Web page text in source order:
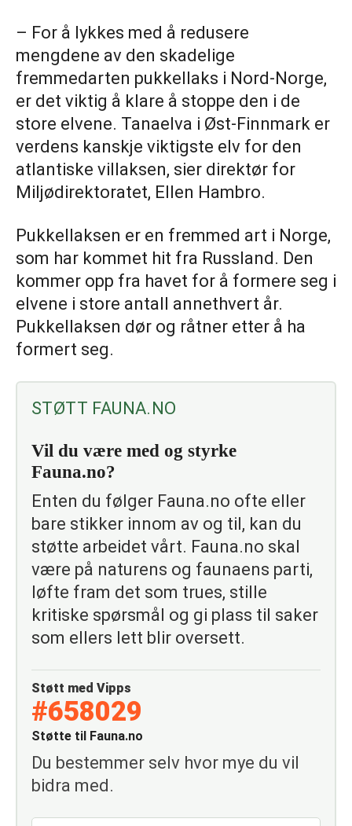
– For å lykkes med å redusere
mengdene av den skadelige
fremmedarten pukkellaks i Nord-Norge,
er det viktig å klare å stoppe den i de
store elvene. Tanaelva i Øst-Finnmark er
verdens kanskje viktigste elv for den
atlantiske villaksen, sier direktør for
Miljødirektoratet, Ellen Hambro.
Pukkellaksen er en fremmed art i Norge,
som har kommet hit fra Russland. Den
kommer opp fra havet for å formere seg i
elvene i store antall annethvert år.
Pukkellaksen dør og råtner etter å ha
formert seg.
STØTT FAUNA.NO
Vil du være med og styrke
Fauna.no?
Enten du følger Fauna.no ofte eller
bare stikker innom av og til, kan du
støtte arbeidet vårt. Fauna.no skal
være på naturens og faunaens parti,
løfte fram det som trues, stille
kritiske spørsmål og gi plass til saker
som ellers lett blir oversett.
Støtt med Vipps
#658029
Støtte til Fauna.no
Du bestemmer selv hvor mye du vil
bidra med.